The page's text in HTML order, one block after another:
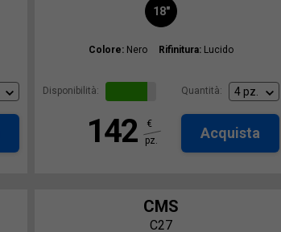
18"
Colore: Nero Rifinitura: Lucido
Disponibilità: Quantità:
142
€
pz.
Acquista
CMS
C27